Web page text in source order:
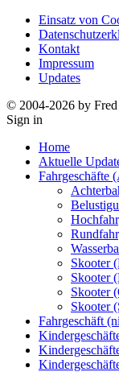
Einsatz von
Kontakt
Impressum
Updates
© 2004-2026 by
Sign in
Home
Aktuelle
Fahrgeschäfte
Skooter
Skooter
Skooter
Skooter
Fahrgeschäft